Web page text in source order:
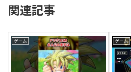
関連記事
ゲーム ゲーム